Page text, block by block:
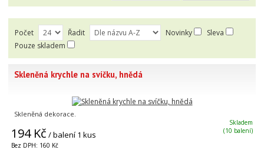
Počet Řadit Novinky
Sleva
Pouze skladem
Skleněná krychle na svíčku, hnědá
Skleněná dekorace.
194 Kč / balení 1 kus
Bez DPH: 160 Kč
Skladem
(10 balení)